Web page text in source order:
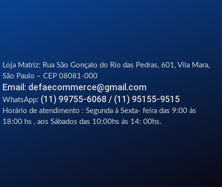
Loja Matriz: Rua São Gonçalo do Rio das Pedras, 601, Vila Mara,
São Paulo – CEP 08081-000
Email: defaecommerce@gmail.com
WhatsApp: (11) 99755-6068 / (11) 95155-9515
Horário de atendimento : Segunda á Sexta- feira das 9:00 ás
18:00 hs , aos Sábados das 10:00hs ás 14: 00hs.